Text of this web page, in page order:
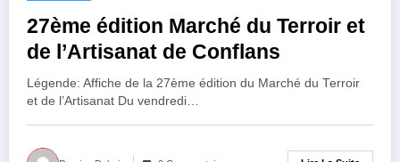
27ème édition Marché du Terroir et
de l’Artisanat de Conflans
Légende: Affiche de la 27ème édition du Marché du Terroir
et de l’Artisanat Du vendredi…